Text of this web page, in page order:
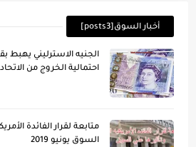
أخبار السوق[posts3]
الجنيه الاسترليني يهبط
احتمالية الخروج من
متابعة لقرار الفائدة
السوق يونيو 2019